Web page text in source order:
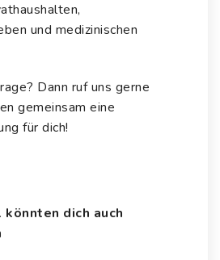
und medizinischen
Dann ruf uns gerne
gemeinsam eine
für dich!
dich auch